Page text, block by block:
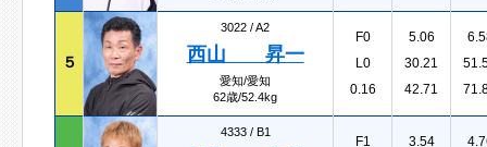
５
3022 /A2
西山 昇一
愛知/愛知
62歳/52.4kg
F0
L0
0.16
5.06
30.21
42.71
4333 / B1
F1
3.54